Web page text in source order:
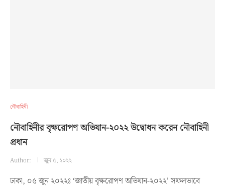
নৌবাহিনী
নৌবাহিনীর বৃক্ষরোপণ অভিযান-২০২২ উদ্বোধন করেন নৌবাহিনী
প্রধান
Author: জুন ৫, ২০২২
ঢাকা, ০৫ জুন ২০২২ঃ ‘জাতীয় বৃক্ষরোপণ অভিযান-২০২২’ সফলভাবে